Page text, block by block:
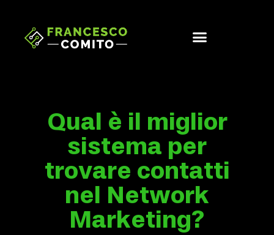
Qual è il miglior
sistema per
trovare contatti
nel Network
Marketing?